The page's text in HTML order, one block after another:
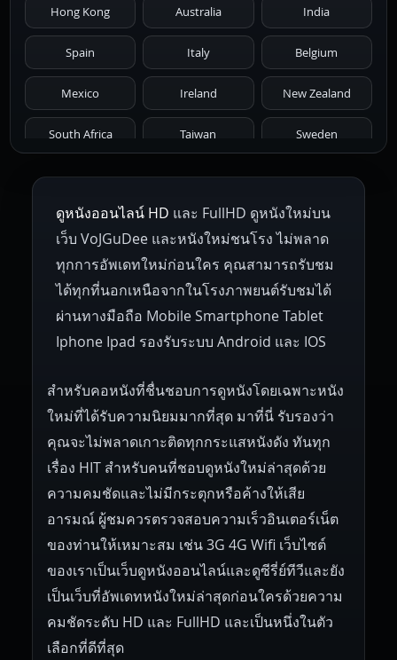
1971 1970 1969 1968 1967
1966 1965 1964 1963 1962
1959 1955
1945 1942 1941 1940 1939
1937 1930
Hong Kong Australia India
Spain Italy Belgium
Mexico Ireland New Zealand
South Africa Taiwan Sweden
Netherlands Russia Poland
Hungary Denmark Bulgaria
Czech Republic Brazil Turkey
ดูหนังออนไลน์ HD และ FullHD ดูหนังใหม่บน
เว็บ VoJGuDee และหนังใหม่ชนโรง ไม่พลาด
ทุกการอัพเดทใหม่ก่อนใคร คุณสามารถรับชม
ได้ทุกที่นอกเหนือจากในโรงภาพยนต์รับชมได้
ผ่านทางมือถือ Mobile Smartphone Tablet
Iphone Ipad รองรับระบบ Android และ IOS
สำหรับคอหนังที่ชื่นชอบการดูหนังโดยเฉพาะหนัง
ใหม่ที่ได้รับความนิยมมากที่สุด มาที่นี่ รับรองว่า
คุณจะไม่พลาดเกาะติดทุกกระแสหนังดัง ทันทุก
เรื่อง HIT สำหรับคนที่ชอบดูหนังใหม่ล่าสุดด้วย
ความคมชัดและไม่มีกระตุกหรือค้างให้เสีย
อารมณ์ ผู้ชมควรตรวจสอบความเร็วอินเตอร์เน็ต
ของท่านให้เหมาะสม เช่น 3G 4G Wifi เว็บไซต์
ของเราเป็นเว็บดูหนังออนไลน์และดูซีรี่ย์ทีวีและยัง
เป็นเว็บที่อัพเดทหนังใหม่ล่าสุดก่อนใครด้วยความ
คมชัดระดับ HD และ FullHD และเป็นหนึ่งในตัว
เลือกที่ดีที่สุด